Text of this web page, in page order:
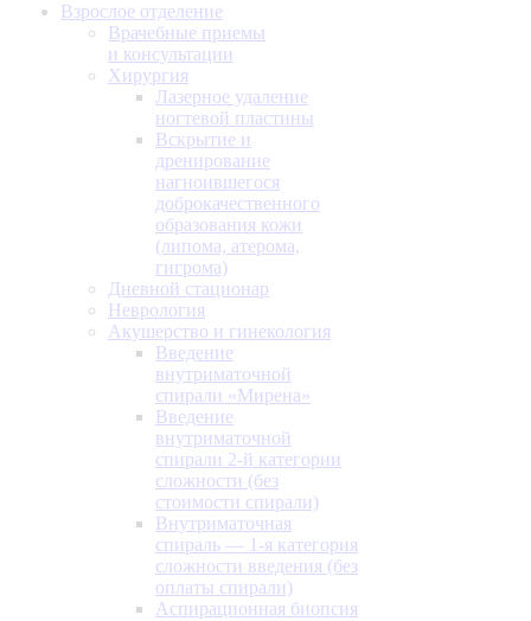
Взрослое отделение
Врачебные приемы
и консультации
Хирургия
Лазерное удаление
ногтевой пластины
Вскрытие и
дренирование
нагноившегося
доброкачественного
образования кожи
(липома, атерома,
гигрома)
Дневной стационар
Неврология
Акушерство и гинекология
Введение
внутриматочной
спирали «Мирена»
Введение
внутриматочной
спирали 2-й категории
сложности (без
стоимости спирали)
Внутриматочная
спираль — 1-я категория
сложности введения (без
оплаты спирали)
Аспирационная биопсия